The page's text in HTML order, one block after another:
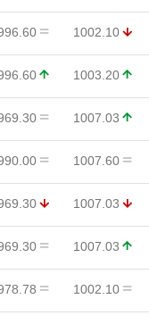
1002.10
1003.20
1007.03
1007.60
1007.03
1007.03
1002.10